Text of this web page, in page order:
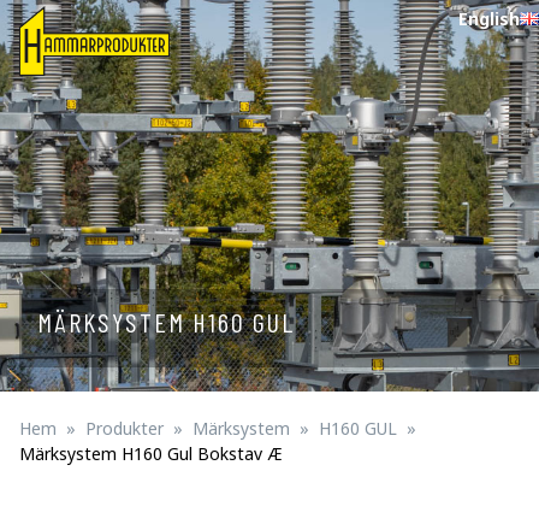
English
MÄRKSYSTEM H160 GUL
Hem Produkter Märksystem
H160 GUL
Märksystem H160 Gul Bokstav Æ